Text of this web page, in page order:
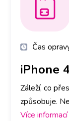
Čas
iPhone
Záleží, co
způsobuje.
Vašeho
Více informací